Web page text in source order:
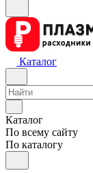
Каталог
Каталог
По всему сайту
По каталогу